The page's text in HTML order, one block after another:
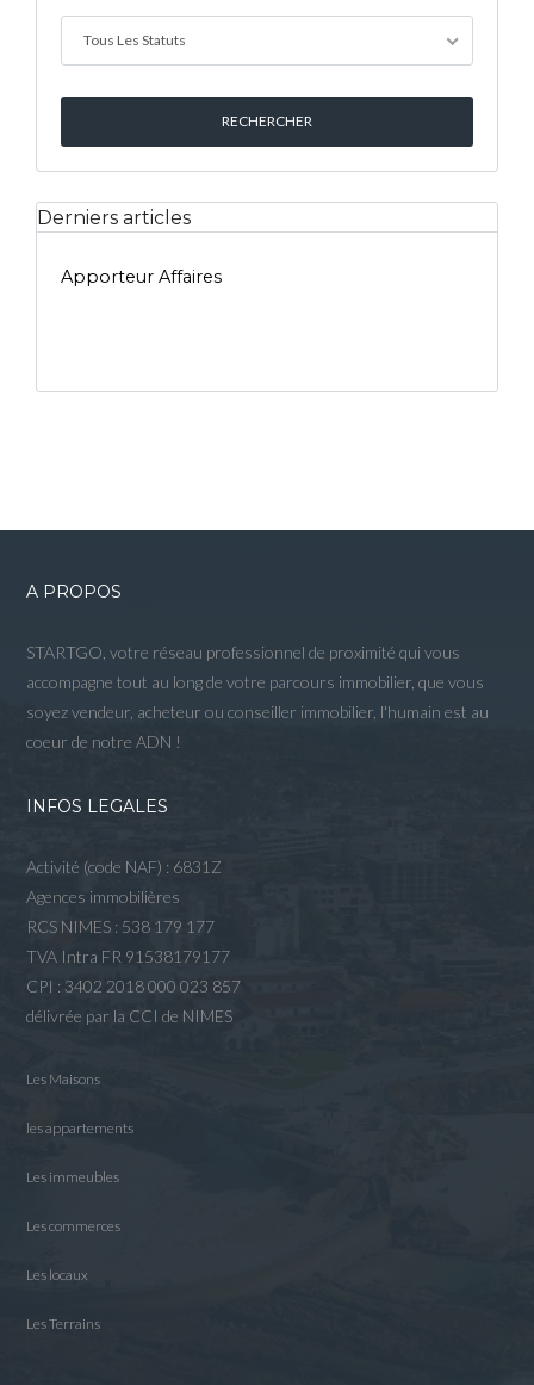
Tous Les Statuts
Derniers articles
Apporteur Affaires
A PROPOS
STARTGO, votre réseau professionnel de proximité qui vous
accompagne tout au long de votre parcours immobilier, que vous
soyez vendeur, acheteur ou conseiller immobilier, l'humain est au
coeur de notre ADN !
INFOS LEGALES
Activité (code NAF) : 6831Z
Agences immobilières
RCS NIMES : 538 179 177
TVA Intra FR 91538179177
CPI : 3402 2018 000 023 857
délivrée par la CCI de NIMES
Les Maisons
les appartements
Les immeubles
Les commerces
Les locaux
Les Terrains